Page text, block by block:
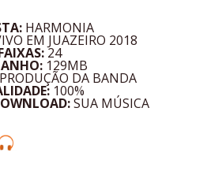
HARMONIA
EM JUAZEIRO 2018
24
129MB
PRODUÇÃO DA BANDA
100%
SUA MÚSICA